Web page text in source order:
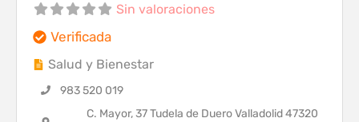
Sin valoraciones
Verificada
Salud y Bienestar
983 520 019
C. Mayor, 37 Tudela de Duero Valladolid 47320